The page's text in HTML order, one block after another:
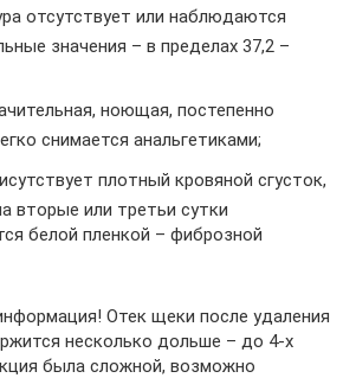
отсутствует или наблюдаются
значения – в пределах 37,2 –
ноющая, постепенно
снимается анальгетиками;
плотный кровяной сгусток,
вторые или третьи сутки
белой пленкой – фиброзной
Отек щеки после удаления
несколько дольше – до 4-х
была сложной, возможно